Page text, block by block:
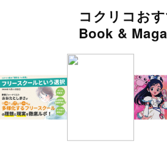
コクリコお
Book &